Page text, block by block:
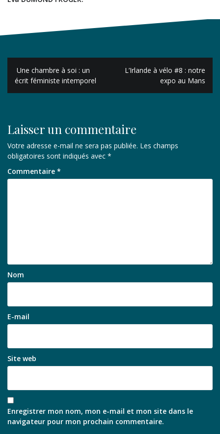
Navigation
de
l’article
Une chambre à soi : un
écrit féministe intemporel
L’Irlande à vélo #8 : notre
expo au Mans
Laisser un commentaire
Votre adresse e-mail ne sera pas publiée. Les champs
obligatoires sont indiqués avec *
Commentaire *
Nom
E-mail
Site web
Enregistrer mon nom, mon e-mail et mon site dans le
navigateur pour mon prochain commentaire.